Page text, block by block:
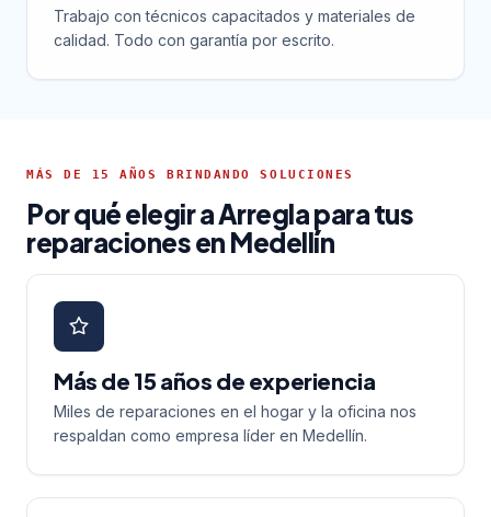
Trabajo con técnicos capacitados y materiales de
calidad. Todo con garantía por escrito.
MÁS DE 15 AÑOS BRINDANDO SOLUCIONES
Por qué elegir a Arregla para tus
reparaciones en Medellín
Más de 15 años de experiencia
Miles de reparaciones en el hogar y la oficina nos
respaldan como empresa líder en Medellín.